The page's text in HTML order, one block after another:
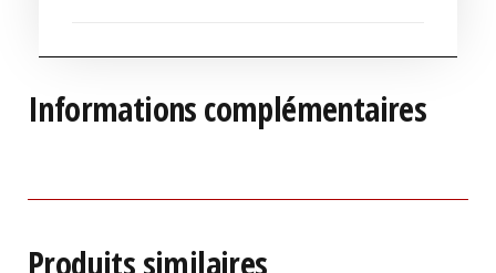
Informations complémentaires
Produits similaires